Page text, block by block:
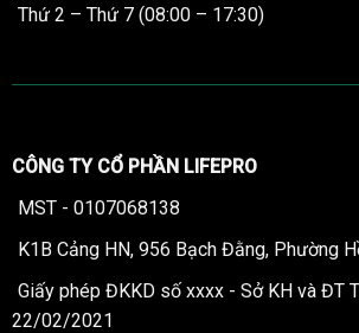
Thứ 2 – Thứ 7 (08:00 – 17:30)
CÔNG TY CỔ PHẦN LIFEPRO
MST - 0107068138
K1B Cảng HN, 956 Bạch Đằng, Phường
Giấy phép ĐKKD số xxxx - Sở KH và ĐT
22/02/2021